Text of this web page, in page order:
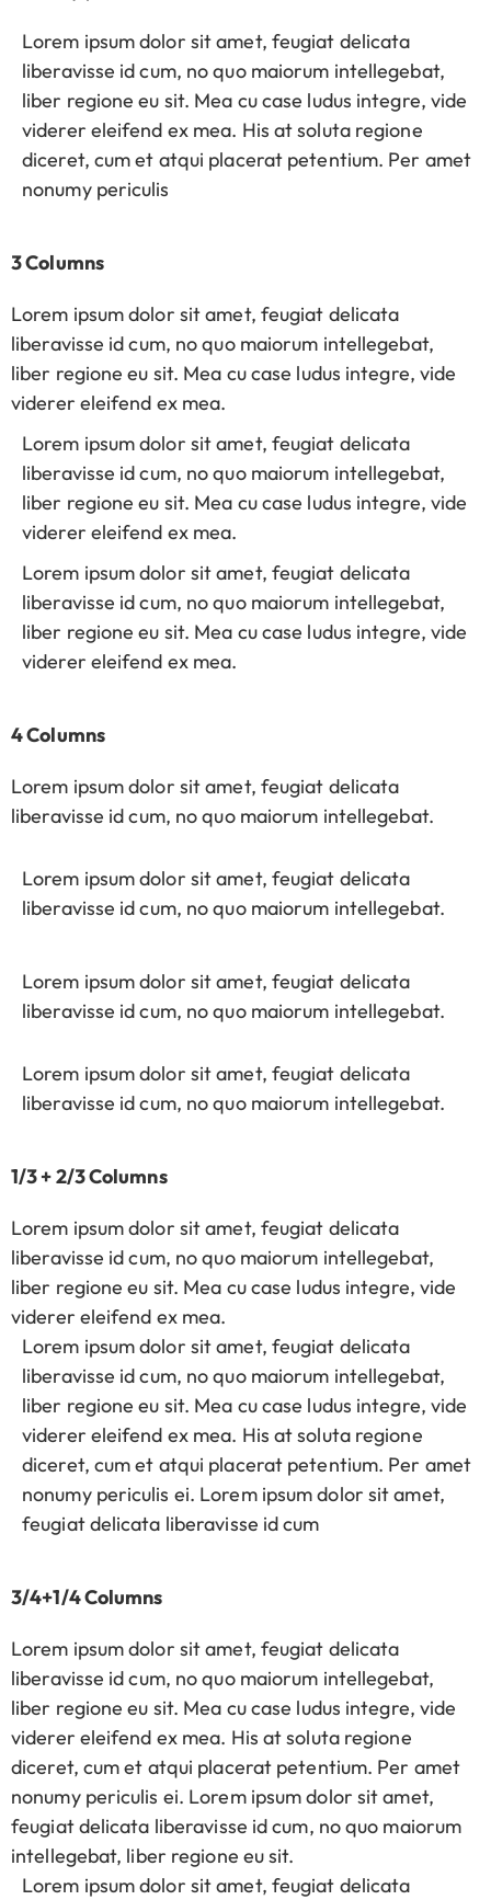
Lorem ipsum dolor sit amet, feugiat delicata
liberavisse id cum, no quo maiorum intellegebat,
liber regione eu sit. Mea cu case ludus integre, vide
viderer eleifend ex mea. His at soluta regione
diceret, cum et atqui placerat petentium. Per amet
nonumy periculis
3 Columns
Lorem ipsum dolor sit amet, feugiat delicata
liberavisse id cum, no quo maiorum intellegebat,
liber regione eu sit. Mea cu case ludus integre, vide
viderer eleifend ex mea.
Lorem ipsum dolor sit amet, feugiat delicata
liberavisse id cum, no quo maiorum intellegebat,
liber regione eu sit. Mea cu case ludus integre, vide
viderer eleifend ex mea.
Lorem ipsum dolor sit amet, feugiat delicata
liberavisse id cum, no quo maiorum intellegebat,
liber regione eu sit. Mea cu case ludus integre, vide
viderer eleifend ex mea.
4 Columns
Lorem ipsum dolor sit amet, feugiat delicata
liberavisse id cum, no quo maiorum intellegebat.
Lorem ipsum dolor sit amet, feugiat delicata
liberavisse id cum, no quo maiorum intellegebat.
Lorem ipsum dolor sit amet, feugiat delicata
liberavisse id cum, no quo maiorum intellegebat.
Lorem ipsum dolor sit amet, feugiat delicata
liberavisse id cum, no quo maiorum intellegebat.
1/3 + 2/3 Columns
Lorem ipsum dolor sit amet, feugiat delicata
liberavisse id cum, no quo maiorum intellegebat,
liber regione eu sit. Mea cu case ludus integre, vide
viderer eleifend ex mea.
Lorem ipsum dolor sit amet, feugiat delicata
liberavisse id cum, no quo maiorum intellegebat,
liber regione eu sit. Mea cu case ludus integre, vide
viderer eleifend ex mea. His at soluta regione
diceret, cum et atqui placerat petentium. Per amet
nonumy periculis ei. Lorem ipsum dolor sit amet,
feugiat delicata liberavisse id cum
3/4+1/4 Columns
Lorem ipsum dolor sit amet, feugiat delicata
liberavisse id cum, no quo maiorum intellegebat,
liber regione eu sit. Mea cu case ludus integre, vide
viderer eleifend ex mea. His at soluta regione
diceret, cum et atqui placerat petentium. Per amet
nonumy periculis ei. Lorem ipsum dolor sit amet,
feugiat delicata liberavisse id cum, no quo maiorum
intellegebat, liber regione eu sit.
Lorem ipsum dolor sit amet, feugiat delicata